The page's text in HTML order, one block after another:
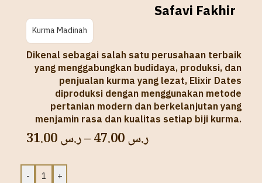
Safavi Fakhir
Kurma Madinah
Dikenal sebagai salah satu perusahaan terbaik
yang menggabungkan budidaya, produksi, dan
penjualan kurma yang lezat, Elixir Dates
diproduksi dengan menggunakan metode
pertanian modern dan berkelanjutan yang
menjamin rasa dan kualitas setiap biji kurma.
ر.س– ر.س
- +